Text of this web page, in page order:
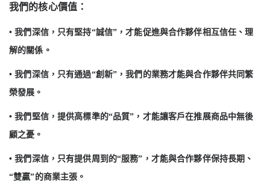
我們的核心價值：
• 我們深信，只有堅持“誠信”，才能促進與合作夥伴相互信任、理
解的關係。
• 我們深信，只有通過“創新”，我們的業務才能與合作夥伴共同繁
榮發展。
• 我們堅信，提供高標準的“品質”，才能讓客戶在推展商品中無後
顧之憂。
• 我們深信，只有提供周到的“服務”，才能與合作夥伴保持長期、
“雙贏”的商業主張。